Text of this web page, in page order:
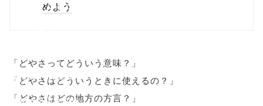
buttons.php on
onclick="windo
w.open(this.hre
めよう
「どやさってどういう意味？」
「どやさはどういうときに使えるの？」
「どやさはどの地方の方言？」